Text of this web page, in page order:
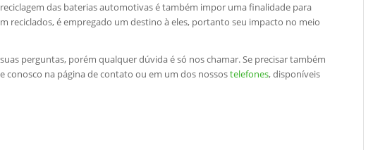
das baterias automotivas é também impor uma finalidade para
reciclados, é empregado um destino à eles, portanto seu impacto no meio
perguntas, porém qualquer dúvida é só nos chamar. Se precisar também
conosco na página de contato ou em um dos nossostelefones, disponíveis